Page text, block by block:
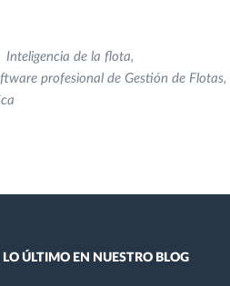
Inteligencia de la flota
profesional de Gestión de Flotas
LO ÚLTIMO EN NUESTRO BLOG